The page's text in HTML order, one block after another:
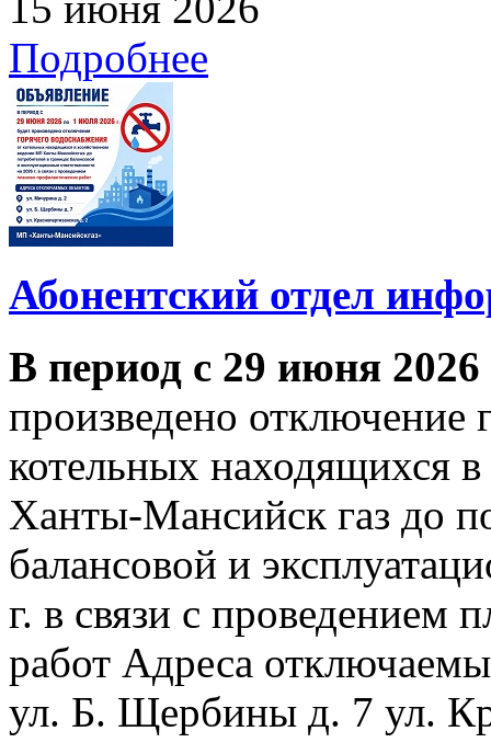
Подробнее
Абонентский отдел
В период с 29 июня
произведено отключение
котельных находящихся
Ханты-Мансийск газ до
балансовой и
г. в связи с проведением
работ Адреса
ул. Б. Щербины д. 7 ул.